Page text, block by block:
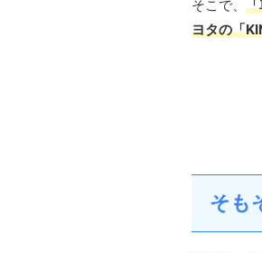
そこで、
ヨタの「
そも